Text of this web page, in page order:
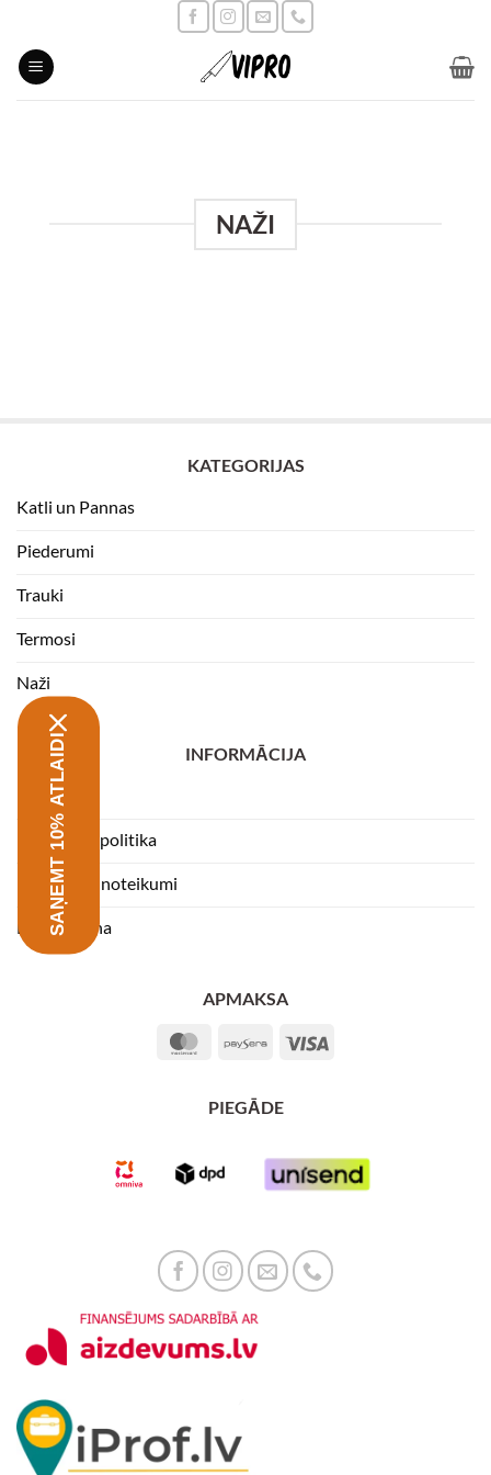
content
NAŽI
KATEGORIJAS
Katli un Pannas
Piederumi
Trauki
Termosi
Naži
INFORMĀCIJA
Kontakti
Privātuma politika
Lietošanas noteikumi
Finansēšana
APMAKSA
MasterCardPaysera
PIEGĀDE
SAŅEMT 10% ATLAIDI